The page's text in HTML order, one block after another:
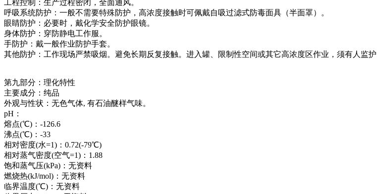
工程控制：生产过程密闭，全面通风。
呼吸系统防护：一般不需要特殊防护，高浓度接触时可佩戴自吸过滤式防毒面具（半面罩）。
眼睛防护：必要时，戴化学安全防护眼镜。
身体防护：穿防静电工作服。
手防护：戴一般作业防护手套。
其他防护：工作现场严禁吸烟。避免长期反复接触。进入罐、限制性空间或其它高浓度区作业，须有人监护
第九部分：理化特性
主要成分：纯品
外观与性状：无色气体, 有石油醚样气味。
pH：
熔点(℃)：-126.6
沸点(℃)：-33
相对密度(水=1)：0.72(-79℃)
相对蒸气密度(空气=1)：1.88
饱和蒸气压(kPa)：无资料
燃烧热(kJ/mol)：无资料
临界温度(℃)：无资料